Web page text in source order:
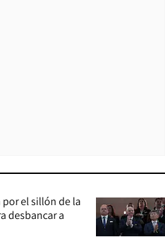
el sillón de la
desbancar a